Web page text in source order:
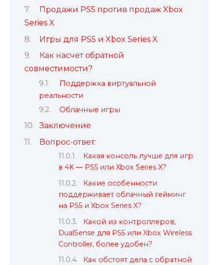
Продажи PS5 против продаж Xbox
Series X
Игры для PS5 и Xbox Series X
Как насчет обратной
совместимости?
Поддержка виртуальной
реальности
Облачные игры
Заключение
Вопрос-ответ:
Какая консоль лучше для игр
в 4K — PS5 или Xbox Series X?
Какие особенности
поддерживает облачный гейминг
на PS5 и Xbox Series X?
Какой из контроллеров,
DualSense для PS5 или Xbox Wireless
Controller, более удобен?
Как обстоят дела с обратной